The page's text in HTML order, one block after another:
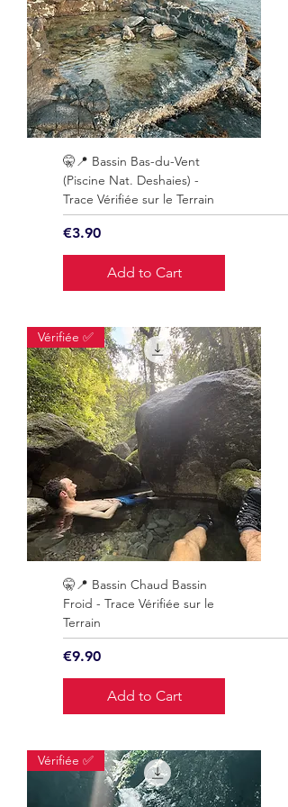
🤫📍 Bassin Bas-du-Vent
(Piscine Nat. Deshaies) -
Trace Vérifiée sur le Terrain
Price
€3.90
Add to Cart
Vérifiée ✅
🤫📍 Bassin Chaud Bassin
Froid - Trace Vérifiée sur le
Terrain
Price
€9.90
Add to Cart
Vérifiée ✅